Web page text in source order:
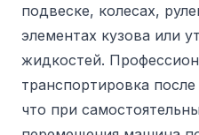
подвеске, колесах,
элементах кузова или
жидкостей.
транспортировка
что при